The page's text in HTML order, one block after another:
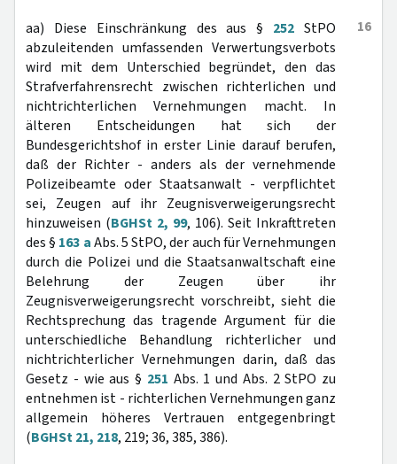
16
aa) Diese Einschränkung des aus § 252 StPO
abzuleitenden umfassenden Verwertungsverbots
wird mit dem Unterschied begründet, den das
Strafverfahrensrecht zwischen richterlichen und
nichtrichterlichen Vernehmungen macht. In
älteren Entscheidungen hat sich der
Bundesgerichtshof in erster Linie darauf berufen,
daß der Richter - anders als der vernehmende
Polizeibeamte oder Staatsanwalt - verpflichtet
sei, Zeugen auf ihr Zeugnisverweigerungsrecht
hinzuweisen (BGHSt 2, 99, 106). Seit Inkrafttreten
des § 163 aAbs. 5 StPO, der auch für Vernehmungen
durch die Polizei und die Staatsanwaltschaft eine
Belehrung der Zeugen über ihr
Zeugnisverweigerungsrecht vorschreibt, sieht die
Rechtsprechung das tragende Argument für die
unterschiedliche Behandlung richterlicher und
nichtrichterlicher Vernehmungen darin, daß das
Gesetz - wie aus § 251 Abs. 1 und Abs. 2 StPO zu
entnehmen ist - richterlichen Vernehmungen ganz
allgemein höheres Vertrauen entgegenbringt
(BGHSt 21, 218, 219; 36, 385, 386).